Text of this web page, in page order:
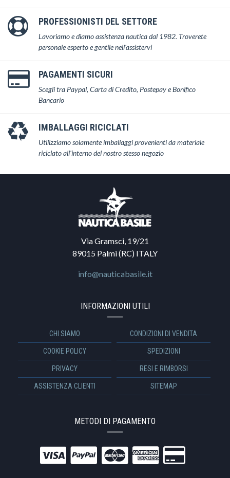
PROFESSIONISTI DEL SETTORE
Lavoriamo e diamo assistenza nautica dal 1982. Troverete
personale esperto e gentile nell'assistervi
PAGAMENTI SICURI
Scegli tra Paypal, Carta di Credito, Postepay e Bonifico
Bancario
IMBALLAGGI RICICLATI
Utilizziamo solamente imballaggi provenienti da materiale
riciclato all'interno del nostro stesso negozio
Via Gramsci, 19/21
89015 Palmi (RC) ITALY
info@nauticabasile.it
INFORMAZIONI UTILI
CHI SIAMO CONDIZIONI DI VENDITA
COOKIE POLICY SPEDIZIONI
PRIVACY RESI E RIMBORSI
ASSISTENZA CLIENTI SITEMAP
METODI DI PAGAMENTO